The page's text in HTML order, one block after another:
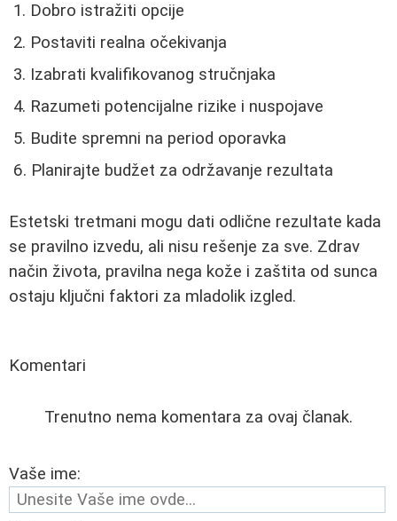
Dobro istražiti opcije
Postaviti realna očekivanja
Izabrati kvalifikovanog stručnjaka
Razumeti potencijalne rizike i nuspojave
Budite spremni na period oporavka
Planirajte budžet za održavanje rezultata
Estetski tretmani mogu dati odlične rezultate kada
se pravilno izvedu, ali nisu rešenje za sve. Zdrav
način života, pravilna nega kože i zaštita od sunca
ostaju ključni faktori za mladolik izgled.
Komentari
Trenutno nema komentara za ovaj članak.
Vaše ime: